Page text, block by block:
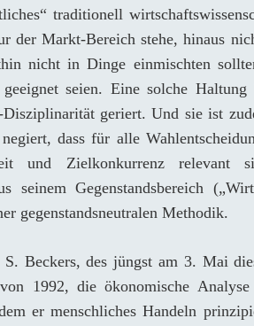
traditionell
der Markt-Bereich stehe, hinaus
nicht in Dinge einmischten
seien. Eine solche Haltung
geriert. Und sie ist
dass für alle
und Zielkonkurrenz
seinem Gegenstandsbereich
gegenstandsneutralen Methodik.
Beckers, des jüngst am 3. Mai
von 1992, die ökonomische
er menschliches Handeln